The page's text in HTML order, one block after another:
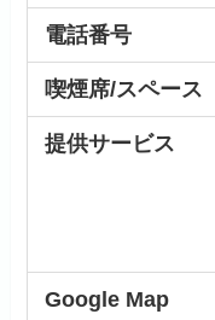
電話番号
喫煙席/スペース
提供サービス
Google Map